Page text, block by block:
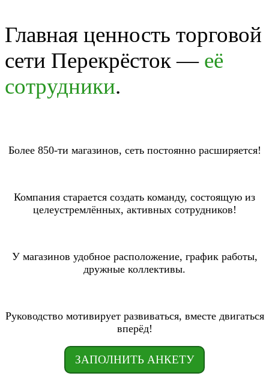
Главная ценность торговой
сети Перекрёсток — её
сотрудники.
Более 850-ти магазинов, сеть постоянно расширяется!
Компания старается создать команду, состоящую из
целеустремлённых, активных сотрудников!
У магазинов удобное расположение, график работы,
дружные коллективы.
Руководство мотивирует развиваться, вместе двигаться
вперёд!
ЗАПОЛНИТЬ АНКЕТУ